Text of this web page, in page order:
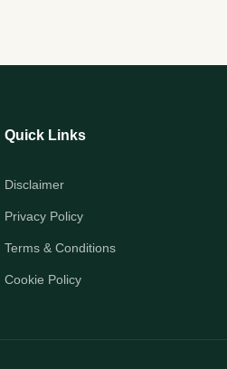
Quick Links
Disclaimer
Privacy Policy
Terms & Conditions
Cookie Policy